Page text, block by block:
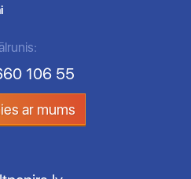
106 55
ar mums